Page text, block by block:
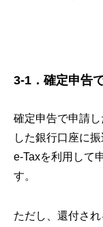
3-1．確定申告
確定申告で申請
した銀行口座に振
e-Taxを利用して
す。
ただし、還付さ